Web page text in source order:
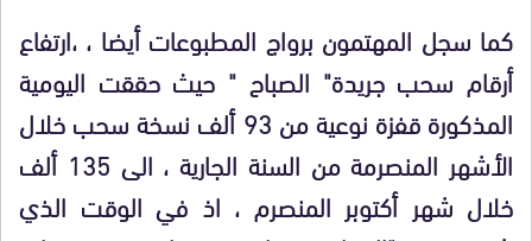
كما سجل المهتمون برواج المطبوعات أيضا ، ،ارتفاع
أرقام سحب جريدة" الصباح " حيث حققت اليومية
المذكورة قفزة نوعية من 93 ألف نسخة سحب
خلال
الأشهر المنصرمة من السنة الجارية
، الى 135 ألف
خلال شهر أكتوبر المنصرم ، اذ في الوقت الذي